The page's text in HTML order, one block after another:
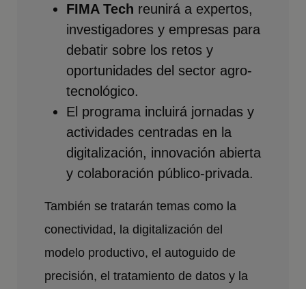
FIMA Tech reunirá a expertos,
investigadores y empresas para
debatir sobre los retos y
oportunidades del sector agro-
tecnológico.
El programa incluirá jornadas y
actividades centradas en la
digitalización, innovación abierta
y colaboración público-privada.
También se tratarán temas como la
conectividad, la digitalización del
modelo productivo, el autoguido de
precisión, el tratamiento de datos y la